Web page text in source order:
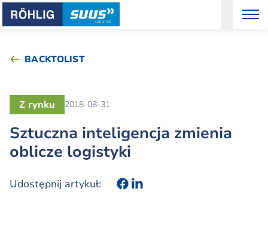
BACKTOLIST
Sztuczna inteligencja zmienia
oblicze logistyki
Z rynku 2018-08-31
Udostępnij artykuł: